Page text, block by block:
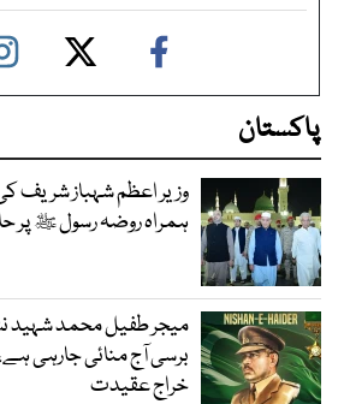
پاکستان
وزیر اعظم شہباز شریف
ہمراہ روضہ رسول ﷺ پر
برسی آج منائی جارہی
خراج عقیدت